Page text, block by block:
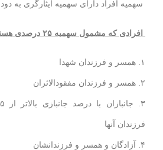
سهمیه افراد دارای سهمیه ایثارگری به
افرادی که مشمول سهمیه ۲۵ درصدی هستند:
۱. همسر و فرزندان شهدا
۲. همسر و فرزندان مفقودالاثران
فرزندان آنها
۴. آزادگان و همسر و فرزندانشان